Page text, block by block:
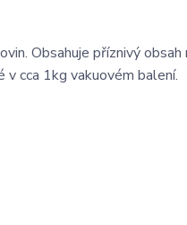
Obsahuje příznivý
v cca 1kg vakuovém balení.